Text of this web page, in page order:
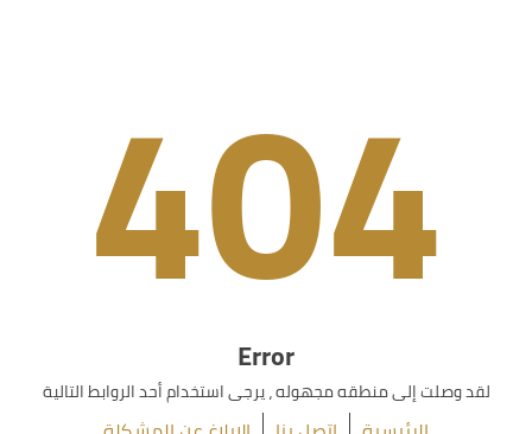
404
Error
لقد وصلت إلى منطقه مجهوله ، يرجى استخدام أحد الروابط التالية